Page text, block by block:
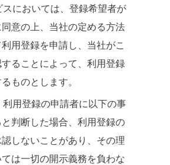
スにおいては、登録希望者が
意の上、当社の定める方法
用登録を申請し、当社がこ
ることによって、利用登録
ものとします。
利用登録の申請者に以下の事
判断した場合、利用登録の
しないことがあり、その理
は一切の開示義務を負わな